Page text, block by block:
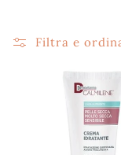
Filtra e